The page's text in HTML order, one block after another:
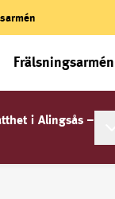
Frälsningsarmén
i Alingsås –